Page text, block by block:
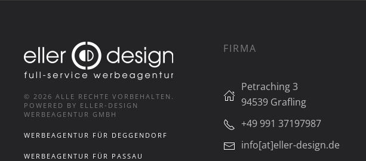
© 2026 ALLE RECHTE VORBEHALTEN.
POWERED BY ELLER-DESIGN
WERBEAGENTUR GMBH
WERBEAGENTUR FÜR DEGGENDORF
WERBEAGENTUR FÜR PASSAU
FIRMA
Petraching 3
94539 Grafling
+49 991 37197987
info[at]eller-design.de